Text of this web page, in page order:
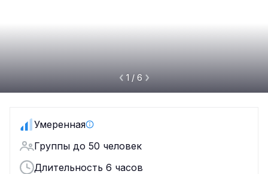
1 / 6
Умеренная
Группы до 50 человек
Длительность 6 часов